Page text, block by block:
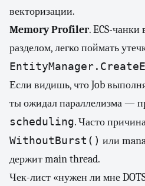
векторизации.
Memory Profiler. ECS-
разделом, легко поймать
Если видишь, что Job
ты ожидал параллелизма —
scheduling. Часто
WithoutBurst() или
держит main thread.
Чек-лист «нужен ли мне